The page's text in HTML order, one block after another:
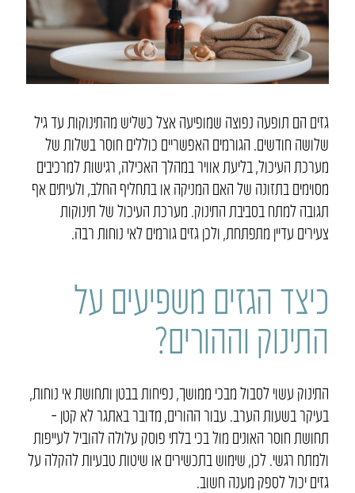
גזים הם תופעה נפוצה שמופיעה אצל כשליש מהתינוקות עד גיל
שלושה חודשים. הגורמים האפשריים כוללים חוסר בשלות של
מערכת העיכול, בליעת אוויר במהלך האכילה, רגישות למרכיבים
מסוימים בתזונה של האם המניקה או בתחליף החלב, ולעיתים אף
תגובה למתח בסביבת התינוק. מערכת העיכול של תינוקות
צעירים עדיין מתפתחת, ולכן גזים גורמים לאי נוחות רבה.
כיצד הגזים משפיעים על
התינוק וההורים?
התינוק עשוי לסבול מבכי ממושך, נפיחות בבטן ותחושת אי נוחות,
בעיקר בשעות הערב. עבור ההורים, מדובר באתגר לא קטן –
תחושת חוסר האונים מול בכי בלתי פוסק עלולה להוביל לעייפות
ולמתח רגשי. לכן, שימוש בתכשירים או שיטות טבעיות להקלה על
גזים יכול לספק מענה חשוב.